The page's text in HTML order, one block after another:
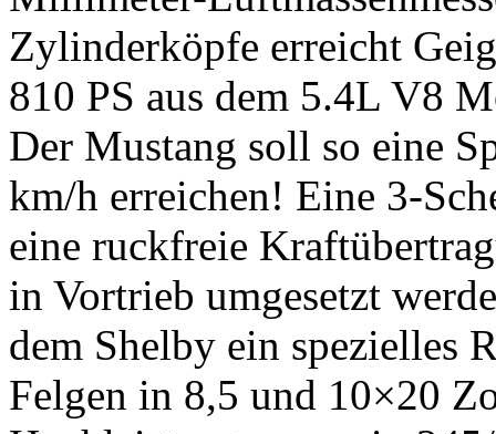
Zylinderköpfe erreicht
810 PS aus dem 5.4L V8
Der Mustang soll so eine
km/h erreichen! Eine 3-
eine ruckfreie
in Vortrieb umgesetzt
dem Shelby ein spezielles
Felgen in 8,5 und 10×20